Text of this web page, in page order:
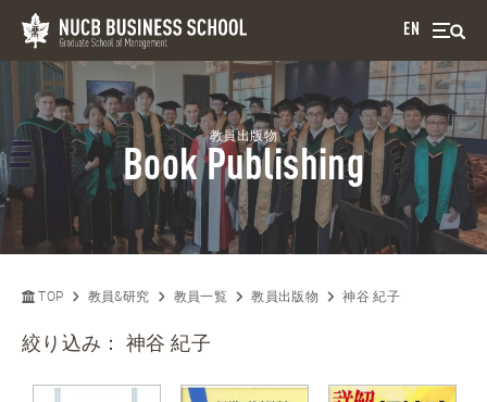
EN
教員出版物
Book Publishing
TOP 教員&研究 教員一覧 教員出版物 神谷 紀子
絞り込み：神谷 紀子